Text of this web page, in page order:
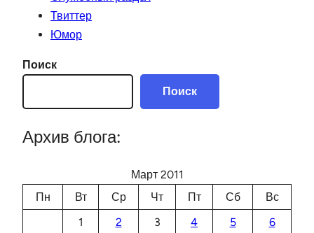
Твиттер
Юмор
Поиск
Поиск
Архив блога:
Март 2011
Пн
Вт Ср Чт Пт Сб
Вс
1
2 3 4 5
6